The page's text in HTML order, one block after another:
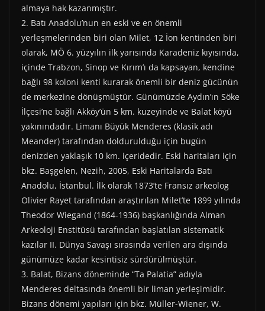
almaya hak kazanmıştır.
2. Batı Anadolu’nun en eski ve en önemli
yerleşmelerinden biri olan Milet, 12 İon kentinden biri
olarak, MÖ 6. yüzyılın ilk yarısında Karadeniz kıyısında,
içinde Trabzon, Sinop ve Kırım’ı da kapsayan, kendine
bağlı 98 koloni kenti kurarak önemli bir deniz gücünün
de merkezine dönüşmüştür. Günümüzde Aydın’ın Söke
İlçesi’ne bağlı Akköy’ün 5 km. kuzeyinde ve Balat köyü
yakınındadır. Limanı Büyük Menderes (klasik adı
Meander) tarafından doldurulduğu için bugün
denizden yaklaşık 10 km. içeridedir. Eski haritaları için
bkz. Başgelen, Nezih, 2005, Eski Haritalarda Batı
Anadolu, İstanbul. İlk olarak 1873’te Fransız arkeolog
Olivier Rayet tarafından araştırılan Milet’te 1899 yılında
Theodor Wiegand (1864-1936) başkanlığında Alman
Arkeoloji Enstitüsü tarafından başlatılan sistematik
kazılar II. Dünya Savaşı sırasında verilen ara dışında
günümüze kadar kesintisiz sürdürülmüştür.
3. Balat, Bizans döneminde “Ta Palatia” adıyla
Menderes deltasında önemli bir liman yerleşimidir.
Bizans dönemi yapıları için bkz. Müller-Wiener, W.